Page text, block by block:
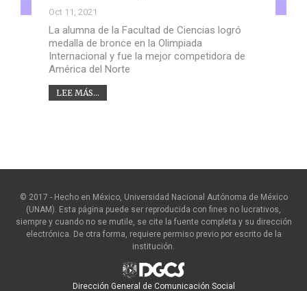
Oct 11, 2021
La alumna de la Facultad de Ciencias logró
medalla de bronce en la Olimpiada
Internacional y fue la mejor competidora de
América del Norte
LEE MÁS...
© 2017 - Hecho en México, Universidad Nacional Autónoma de México
(UNAM). Esta página puede ser reproducida con fines no lucrativos,
siempre y cuando no se mutile, se cite la fuente completa y su dirección
electrónica. De otra forma, requiere permiso previo por escrito de la
institución.
Dirección General de Comunicación Social